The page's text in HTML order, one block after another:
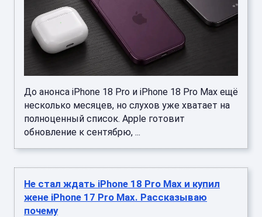
До анонса iPhone 18 Pro и iPhone 18 Pro Max ещё
несколько месяцев, но слухов уже хватает на
полноценный список. Apple готовит
обновление к сентябрю, ...
Не стал ждать iPhone 18 Pro Max и купил
жене iPhone 17 Pro Max. Рассказываю
почему